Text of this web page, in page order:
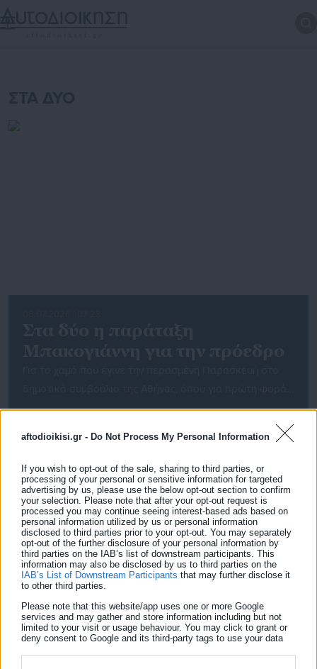
aftodioikisi.gr - Do Not Process My Personal Information
If you wish to opt-out of the sale, sharing to third parties, or
processing of your personal or sensitive information for targeted
advertising by us, please use the below opt-out section to confirm
your selection. Please note that after your opt-out request is
processed you may continue seeing interest-based ads based on
personal information utilized by us or personal information
disclosed to third parties prior to your opt-out. You may separately
opt-out of the further disclosure of your personal information by
third parties on the IAB’s list of downstream participants. This
information may also be disclosed by us to third parties on the
IAB’s List of Downstream Participants that may further disclose it
to other third parties.
Please note that this website/app uses one or more Google
services and may gather and store information including but not
limited to your visit or usage behaviour. You may click to grant or
deny consent to Google and its third-party tags to use your data
21.09.2018 | 14:51
Το Internet θα χωριστεί στα δύο έως το 2028
στα χρονικά παράταξη μείζονος αντιπολίτευσης
ιστοσελίδα με την οποία συνεργάζομαι ο βλαχοmayor. Γι’
αυτό που δεν διαβάσατε είναι το τι ακολούθησε στην
παράταξη του Κωστάκη (κατά Μαρίκα, αχαΐρευτου)
Μπακογιάννη , η οποία να σημειώσω ότι μετά […]